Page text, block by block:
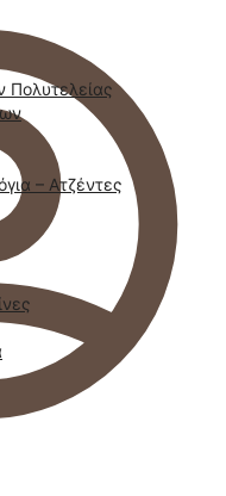
Πολυτελείας
– Ατζέντες